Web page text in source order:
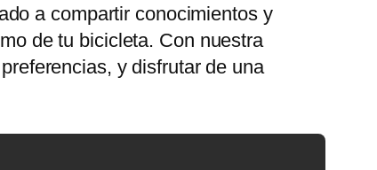
a compartir conocimientos y
de tu bicicleta. Con nuestra
y disfrutar de una